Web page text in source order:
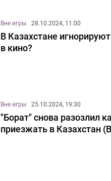
Вне игры 28.10.2024, 11:00
В Казахстане
в кино?
Вне игры 25.10.2024, 19:30
"Борат" снова разозлил
приезжать в Казахстан